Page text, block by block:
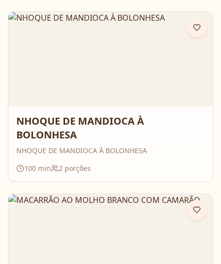
NHOQUE DE MANDIOCA À
BOLONHESA
NHOQUE DE MANDIOCA À BOLONHESA
100 min 2 porções